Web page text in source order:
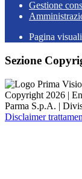
Gestione
Pagina
Sezione
Copyright 2026 |
Parma S.p.A. |
Disclaimer